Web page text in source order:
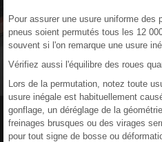
Pour assurer une usure uniforme des
pneus soient permutés tous les 12
souvent si l'on remarque une usure
Vérifiez aussi l'équilibre des roues
Lors de la permutation, notez toute
usure inégale est habituellement
gonflage, un déréglage de la
freinages brusques ou des virages
pour tout signe de bosse ou